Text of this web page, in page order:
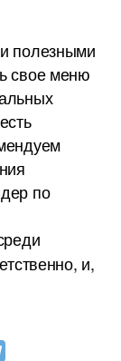
полезными
свое меню
по
и,